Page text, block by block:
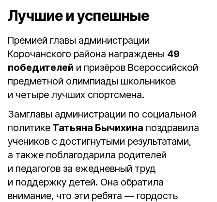
Лучшие и успешные
Премией главы администрации
Корочанского района награждены 49
победителей и призёров Всероссийской
предметной олимпиады школьников
и четыре лучших спортсмена.
Замглавы администрации по социальной
политике Татьяна Бычихина поздравила
учеников с достигнутыми результатами,
а также поблагодарила родителей
и педагогов за ежедневный труд
и поддержку детей. Она обратила
внимание, что эти ребята — гордость